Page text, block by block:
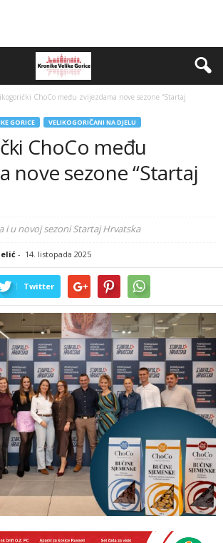
ChoCo među zvijezdama nove sezone “Startaj
GORICE VELIKOGORIČANI NA DJELU
ChoCo među
nove sezone “Startaj
i u novoj sezoni Startaj Hrvatska
- 14. listopada 2025
Twitter